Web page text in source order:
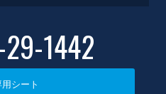
1442
用シート